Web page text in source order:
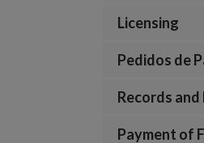
Licensing
Pedidos de
Records
Payment of